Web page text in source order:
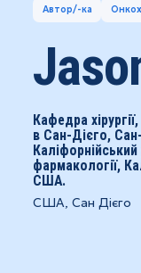
Автор/-ка
Кафедра
в Сан-Дієго,
фармакології,
США.
США, Сан Дієго